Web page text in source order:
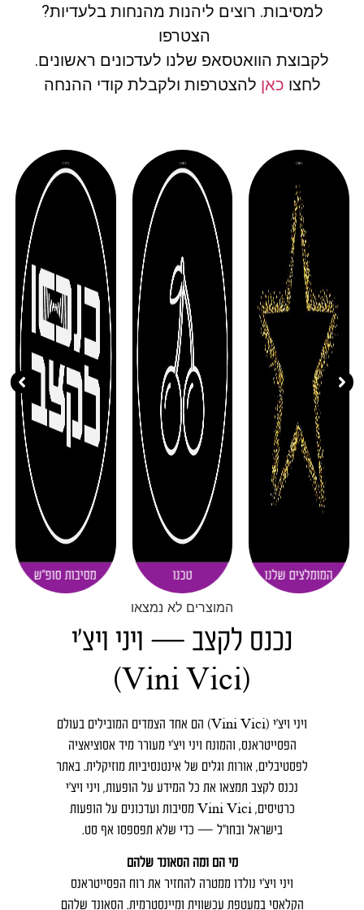
למסיבות. רוצים ליהנות מהנחות בלעדיות?
הצטרפו
לקבוצת הוואטסאפ שלנו לעדכונים ראשונים.
לחצו כאן להצטרפות ולקבלת קודי ההנחה
( 30 )
המומלצים שלנו
( 20 )
טכנו
( 11 )
מסיבות סופ"ש
המוצרים לא נמצאו
נכנס לקצב — ויני ויצ׳י
(Vini Vici)
ויני ויצ׳י (Vini Vici) הם אחד הצמדים המובילים בעולם
הפסייטראנס, והמונח ויני ויצ׳י מעורר מיד אסוציאציה
לפסטיבלים, אורות וגלים של אינטנסיביות מוזיקלית. באתר
נכנס לקצב תמצאו את כל המידע על הופעות, ויני ויצ׳י
כרטיסים, Vini Vici מסיבות ועדכונים על הופעות
בישראל ובחו״ל — כדי שלא תפספסו אף סט.
מי הם ומה הסאונד שלהם
ויני ויצ׳י נולדו ממטרה להחזיר את רוח הפסייטראנס
הקלאסי במעטפת עכשווית ומיינסטרמית. הסאונד שלהם